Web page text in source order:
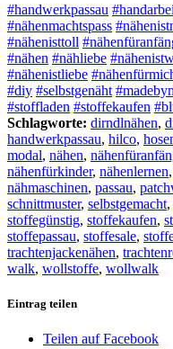
#handwerkpassau
#nähenmachtspass
#nähenisttoll
#nähen #nähliebe
#nähenistliebe
#diy #selbstgenäht
#stoffladen #stoffekaufen
Schlagworte: dirndlnähen,
handwerkpassau, hilco,
modal, nähen,
nähenfürkinder, nähenlernen,
nähmaschinen, passau,
schnittmuster, selbstgemacht,
stoffegünstig, stoffekaufen,
stoffepassau, stoffesale,
trachtenjackenähen,
walk, wollstoffe, wollwalk
Eintrag teilen
Teilen auf Facebook